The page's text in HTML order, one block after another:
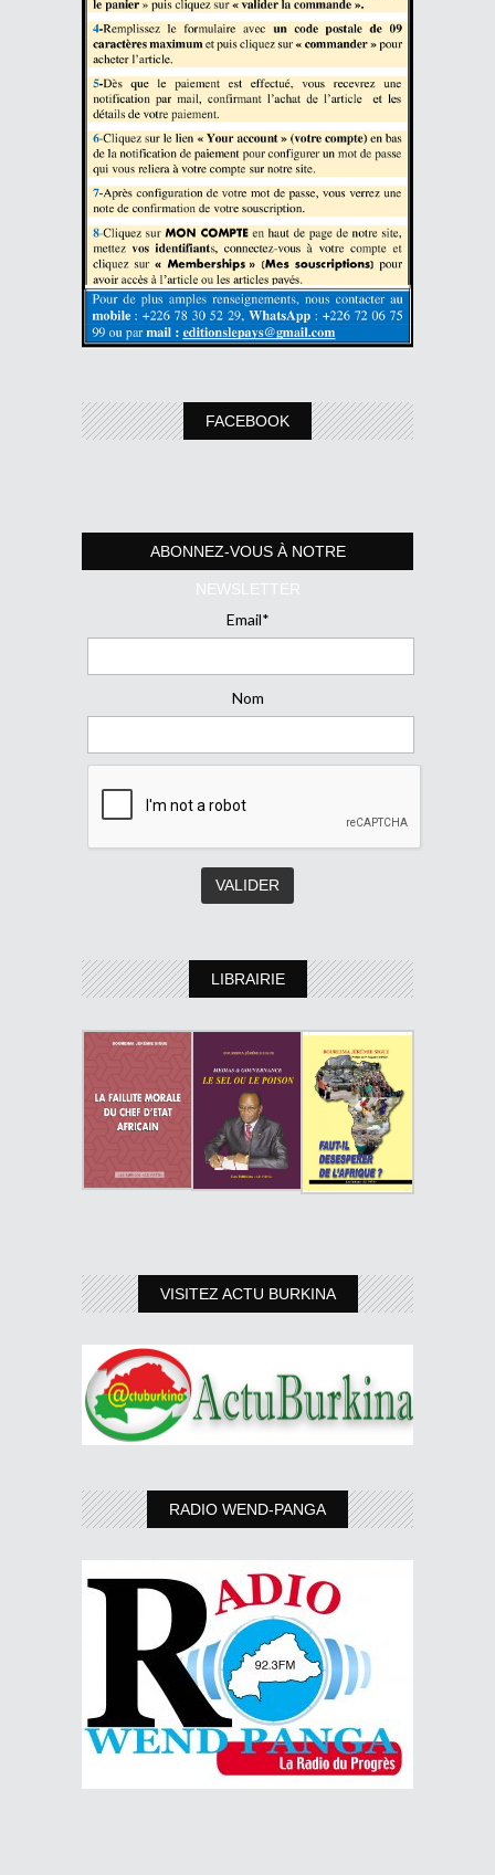
FACEBOOK
ABONNEZ-VOUS À NOTRE
NEWSLETTER
Email*
Nom
LIBRAIRIE
VISITEZ ACTU BURKINA
RADIO WEND-PANGA